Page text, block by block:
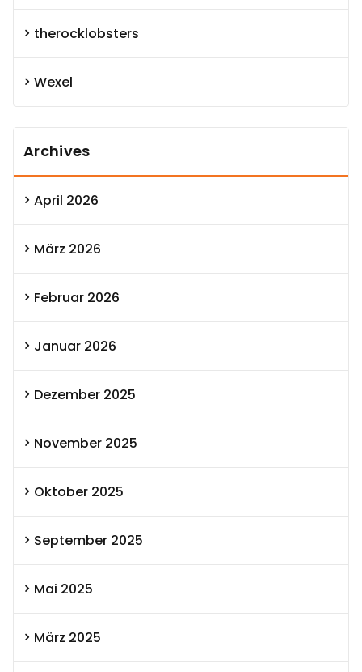
therocklobsters
Wexel
Archives
April 2026
März 2026
Februar 2026
Januar 2026
Dezember 2025
November 2025
Oktober 2025
September 2025
Mai 2025
März 2025